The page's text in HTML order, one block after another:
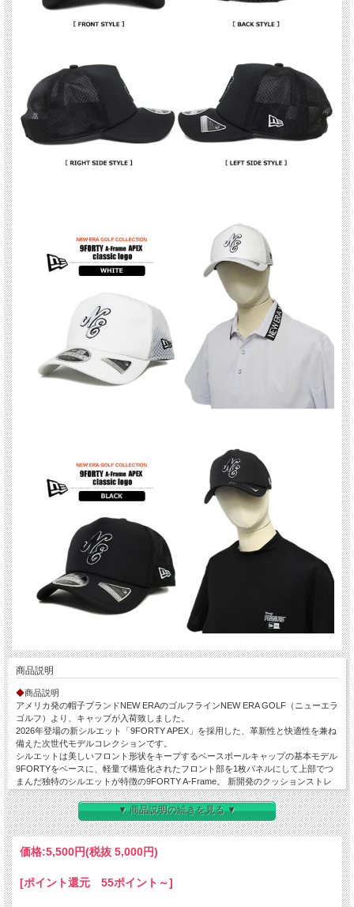
商品説明
◆商品説明
アメリカ発の帽子ブランドNEW ERAのゴルフラインNEW ERA GOLF（ニューエラ
ゴルフ）より、キャップが入荷致しました。
2026年登場の新シルエット「9FORTY APEX」を採用した、革新性と快適性を兼ね
備えた次世代モデルコレクションです。
シルエットは美しいフロント形状をキープするベースボールキャップの基本モデル
9FORTYをベースに、軽量で構造化されたフロント部を1枚パネルにして上部でつ
まんだ独特のシルエットが特徴の9FORTY A-Frame。 新開発のクッションストレ
ッチスウェットバンドにより、優れたフィット感と通気性を両立し、日本初上陸と
なるフォルムで、スタンダードの進化を提案します。 フロントパネルの内側に独
自の芯を作ることで型崩れしにくいクラシックなシルエットがキープされます。少
し深みがある被り心地です。
本体には、しなやかで軽量なプロライト素材のポリエステル生地を使用。長時間の
着用でも快適な被り心地をキープします。 また、内側のスベリ部分は抗菌効果の
トします。 サイドから後部にかけて通気性に優れたメッシュ仕様に切り替えたデ
▼ 商品説明の続きを見る ▼
価格:5,500円(税抜 5,000円)
[ポイント還元 55ポイント～]